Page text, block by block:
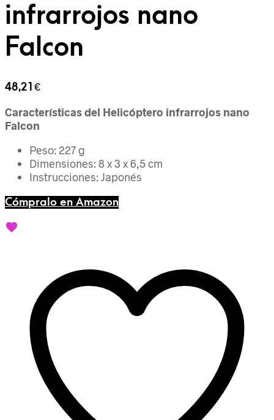
infrarrojos nano
Falcon
48,21€
Características del Helicóptero infrarrojos nano
Falcon
Peso: 227 g
Dimensiones: 8 x 3 x 6,5 cm
Instrucciones: Japonés
Cómpralo en Amazon